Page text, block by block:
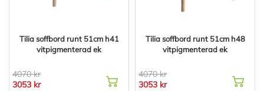
Tilia soffbord runt 51cm h41
vitpigmenterad ek
4070 kr
3053 kr
Tilia soffbord runt 51cm h48
vitpigmenterad ek
4070 kr
3053 kr